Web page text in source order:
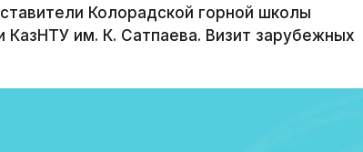
Колорадской горной школы
им. К. Сатпаева. Визит зарубежных